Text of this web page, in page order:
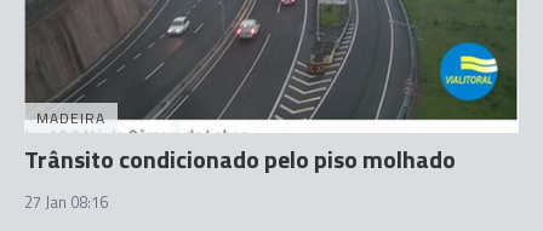
MADEIRA
Trânsito condicionado pelo piso molhado
27 Jan 08:16